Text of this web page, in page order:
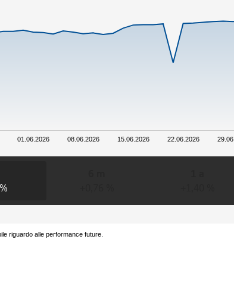
01.06.2026 08.06.2026 15.06.2026 22.06.2026
riguardo alle performance future.